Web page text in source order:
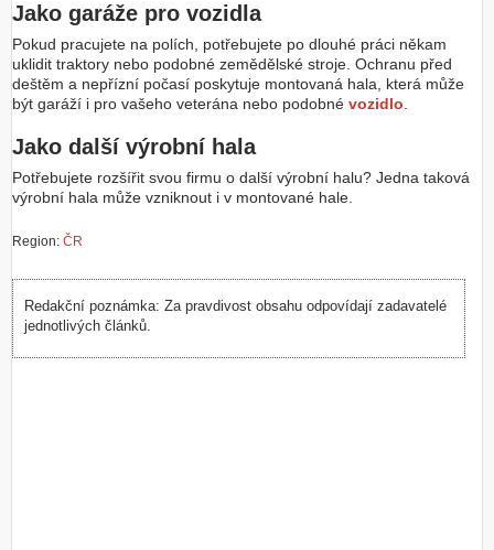
Jako garáže pro vozidla
Pokud pracujete na polích, potřebujete po dlouhé práci někam
uklidit traktory nebo podobné zemědělské stroje. Ochranu před
deštěm a nepřízní počasí poskytuje montovaná hala, která může
být garáží i pro vašeho veterána nebo podobné vozidlo
Jako další výrobní hala
Potřebujete rozšířit svou firmu o další výrobní halu? Jedna taková
výrobní hala může vzniknout i v montované hale.
Region: ČR
Redakční poznámka: Za pravdivost obsahu odpovídají zadavatelé
jednotlivých článků.